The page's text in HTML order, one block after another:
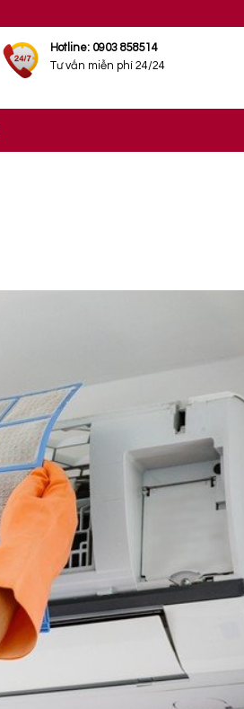
Hotline: 0903 858514
Tư vấn miễn phí 24/24